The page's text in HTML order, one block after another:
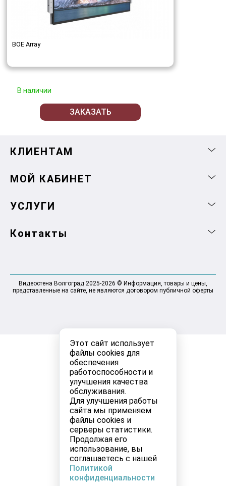
Этот сайт использует
файлы cookies для
обеспечения
работоспособности и
улучшения качества
обслуживания.
Для улучшения работы
сайта мы применяем
файлы cookies и
серверы статистики.
Продолжая его
использование, вы
соглашаетесь с нашей
Политикой
конфиденциальности
BOE Array
В наличии
ЗАКАЗАТЬ
КЛИЕНТАМ
МОЙ КАБИНЕТ
УСЛУГИ
Контакты
Видеостена Волгоград 2025-2026 © Информация, товары и цены,
представленные на сайте, не являются договором публичной оферты